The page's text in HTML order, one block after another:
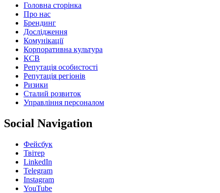
Головна сторінка
Про нас
Брендинг
Дослідження
Комунікації
Корпоративна культура
КСВ
Репутація особистості
Репутація регіонів
Ризики
Сталий розвиток
Управління персоналом
Social Navigation
Фейсбук
Твітер
LinkedIn
Telegram
Instagram
YouTube